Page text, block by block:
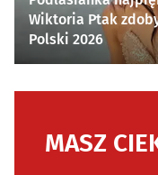
Wiktoria Ptak
Polski 2026
MASZ